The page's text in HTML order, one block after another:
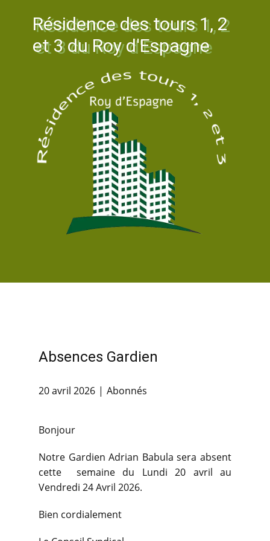
Résidence des tours 1, 2
et 3 du Roy d'Espagne
Absences Gardien
20 avril 2026 Abonnés
Bonjour
Notre Gardien Adrian Babula sera absent
cette semaine du Lundi 20 avril au
Vendredi 24 Avril 2026.
Bien cordialement